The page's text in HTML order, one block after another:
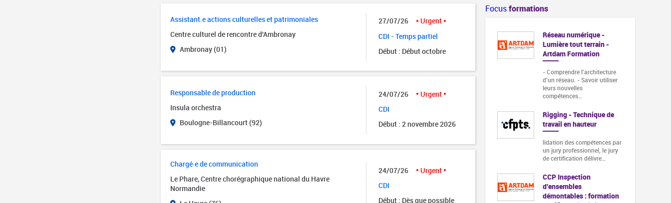
Assistant.e actions culturelles et patrimoniales
Centre culturel de rencontre d'Ambronay
Ambronay (01)
27/07/26
Urgent
CDI - Temps partiel
Début : Début octobre
Responsable de production
Insula orchestra
Boulogne-Billancourt (92)
24/07/26
Urgent
CDI
Début : 2 novembre 2026
Chargé·e de communication
Le Phare, Centre chorégraphique national du Havre
Normandie
24/07/26
Urgent
CDI
Début : Dès que possible
Focusformations
Réseau numérique -
Lumière tout terrain -
Artdam Formation
- Comprendre l'architecture
d'un réseau. - Savoir utiliser
leurs nouvelles
compétences…
Rigging - Technique de
travail en hauteur
lidation des compétences par
un jury professionnel, le jury
de certification délivre…
CCP Inspection
d'ensembles
démontables : formation